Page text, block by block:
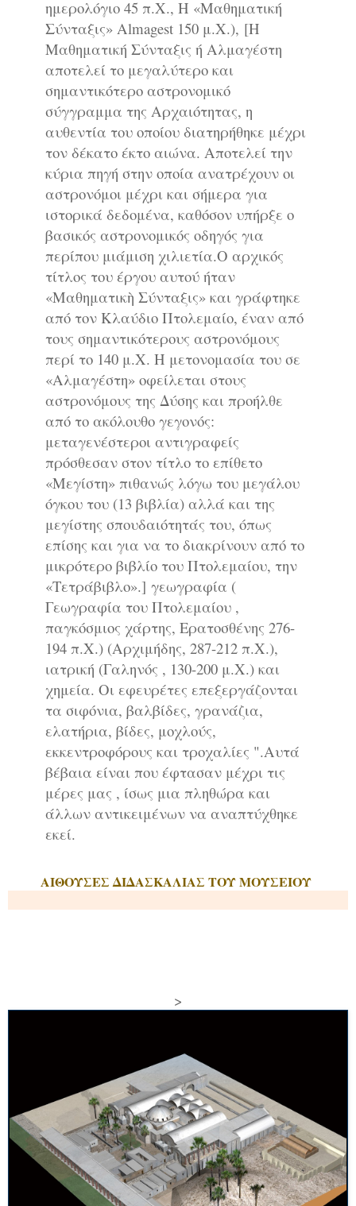
ημερολόγιο 45 π.Χ., Η «Μαθηματική
Σύνταξις» Almagest 150 μ.Χ.), [Η
Μαθηματική Σύνταξις ή Αλμαγέστη
αποτελεί το μεγαλύτερο και
σημαντικότερο αστρονομικό
σύγγραμμα της Αρχαιότητας, η
αυθεντία του οποίου διατηρήθηκε μέχρι
τον δέκατο έκτο αιώνα. Αποτελεί την
κύρια πηγή στην οποία ανατρέχουν οι
αστρονόμοι μέχρι και σήμερα για
ιστορικά δεδομένα, καθόσον υπήρξε ο
βασικός αστρονομικός οδηγός για
περίπου μιάμιση χιλιετία.Ο αρχικός
τίτλος του έργου αυτού ήταν
«Μαθηματικὴ Σύνταξις» και γράφτηκε
από τον Κλαύδιο Πτολεμαίο, έναν από
τους σημαντικότερους αστρονόμους
περί το 140 μ.Χ. Η μετονομασία του σε
«Αλμαγέστη» οφείλεται στους
αστρονόμους της Δύσης και προήλθε
από το ακόλουθο γεγονός:
μεταγενέστεροι αντιγραφείς
πρόσθεσαν στον τίτλο το επίθετο
«Μεγίστη» πιθανώς λόγω του μεγάλου
όγκου του (13 βιβλία) αλλά και της
μεγίστης σπουδαιότητάς του, όπως
επίσης και για να το διακρίνουν από το
μικρότερο βιβλίο του Πτολεμαίου, την
«Τετράβιβλο».] γεωγραφία (
Γεωγραφία του Πτολεμαίου ,
παγκόσμιος χάρτης, Ερατοσθένης 276-
194 π.Χ.) (Αρχιμήδης, 287-212 π.Χ.),
ιατρική (Γαληνός , 130-200 μ.Χ.) και
χημεία. Οι εφευρέτες επεξεργάζονται
τα σιφόνια, βαλβίδες, γρανάζια,
ελατήρια, βίδες, μοχλούς,
εκκεντροφόρους και τροχαλίες ".Αυτά
βέβαια είναι που έφτασαν μέχρι τις
μέρες μας , ίσως μια πληθώρα και
άλλων αντικειμένων να αναπτύχθηκε
εκεί.
ΑΙΘΟΥΣΕΣ ΔΙΔΑΣΚΑΛΙΑΣ ΤΟΥ ΜΟΥΣΕΙΟΥ
>